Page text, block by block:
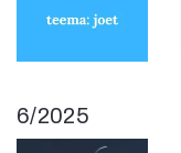
6/2025